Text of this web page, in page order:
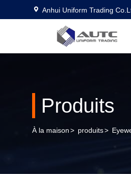
Anhui Uniform Trading
Produits
À la maison> produits>